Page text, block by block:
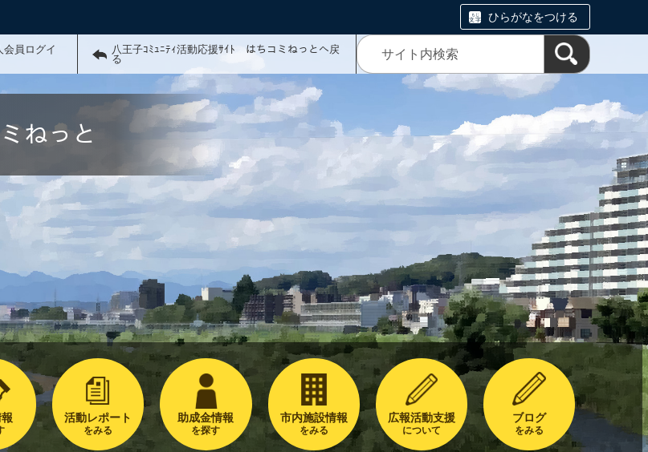
ひらがなをつける
会員ログイ
八王子ｺﾐｭﾆﾃｨ活動応援ｻｲﾄ はちコミねっとへ戻
る
ねっと
活動レポート
をみる
助成金情報
を探す
市内施設情報
をみる
広報活動支援
について
ブログ
をみる